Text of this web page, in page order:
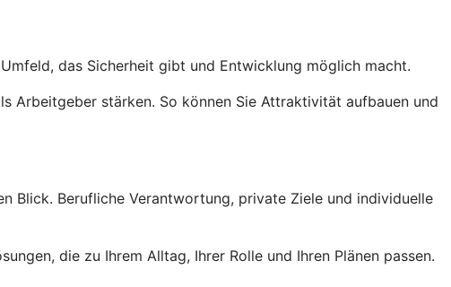
das Sicherheit gibt und Entwicklung möglich macht.
Arbeitgeber stärken. So können Sie Attraktivität aufbauen und
Blick. Berufliche Verantwortung, private Ziele und individuelle
die zu Ihrem Alltag, Ihrer Rolle und Ihren Plänen passen.